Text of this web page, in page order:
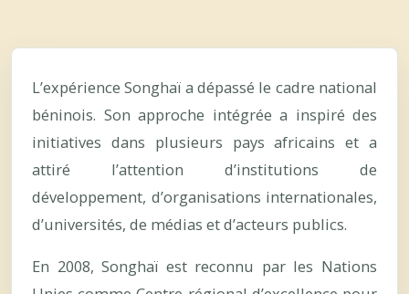
L’expérience Songhaï a dépassé le cadre national
béninois. Son approche intégrée a inspiré des
initiatives dans plusieurs pays africains et a
attiré l’attention d’institutions de
développement, d’organisations internationales,
d’universités, de médias et d’acteurs publics.
En 2008, Songhaï est reconnu par les Nations